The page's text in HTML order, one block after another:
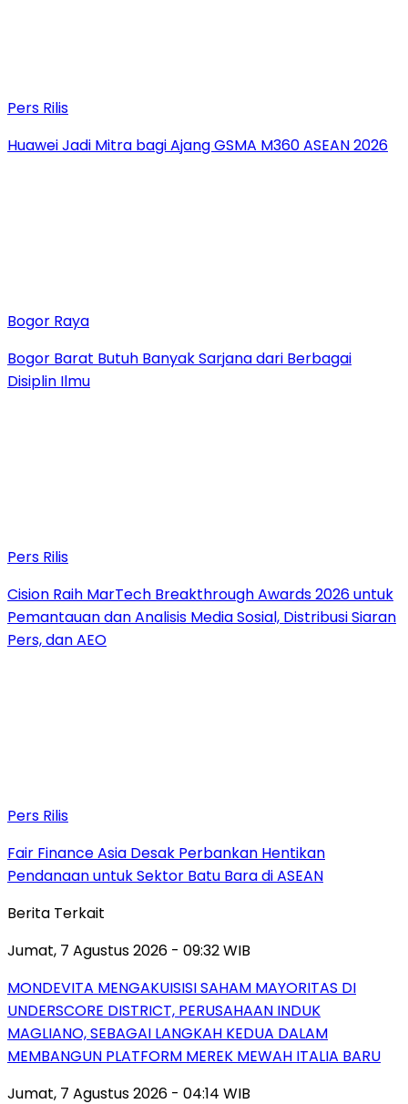
Pers Rilis
Huawei Jadi Mitra bagi Ajang GSMA M360 ASEAN 2026
Bogor Raya
Bogor Barat Butuh Banyak Sarjana dari Berbagai
Disiplin Ilmu
Pers Rilis
Cision Raih MarTech Breakthrough Awards 2026 untuk
Pemantauan dan Analisis Media Sosial, Distribusi Siaran
Pers, dan AEO
Pers Rilis
Fair Finance Asia Desak Perbankan Hentikan
Pendanaan untuk Sektor Batu Bara di ASEAN
Berita Terkait
Jumat, 7 Agustus 2026 - 09:32 WIB
MONDEVITA MENGAKUISISI SAHAM MAYORITAS DI
UNDERSCORE DISTRICT, PERUSAHAAN INDUK
MAGLIANO, SEBAGAI LANGKAH KEDUA DALAM
MEMBANGUN PLATFORM MEREK MEWAH ITALIA BARU
Jumat, 7 Agustus 2026 - 04:14 WIB